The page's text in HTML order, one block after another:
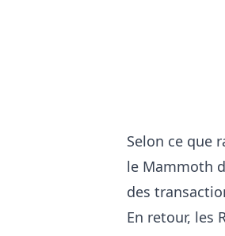
Selon ce que
le Mammoth
des
En retour, les